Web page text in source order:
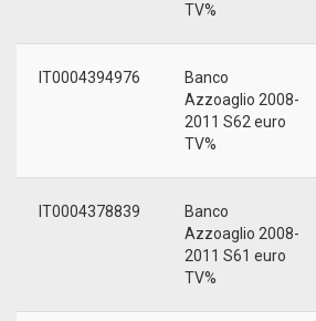
TV%
IT0004394976
Banco
Azzoaglio 2008-
2011 S62 euro
TV%
IT0004378839
Banco
Azzoaglio 2008-
2011 S61 euro
TV%